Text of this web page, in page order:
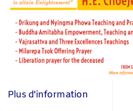
Plus d'information